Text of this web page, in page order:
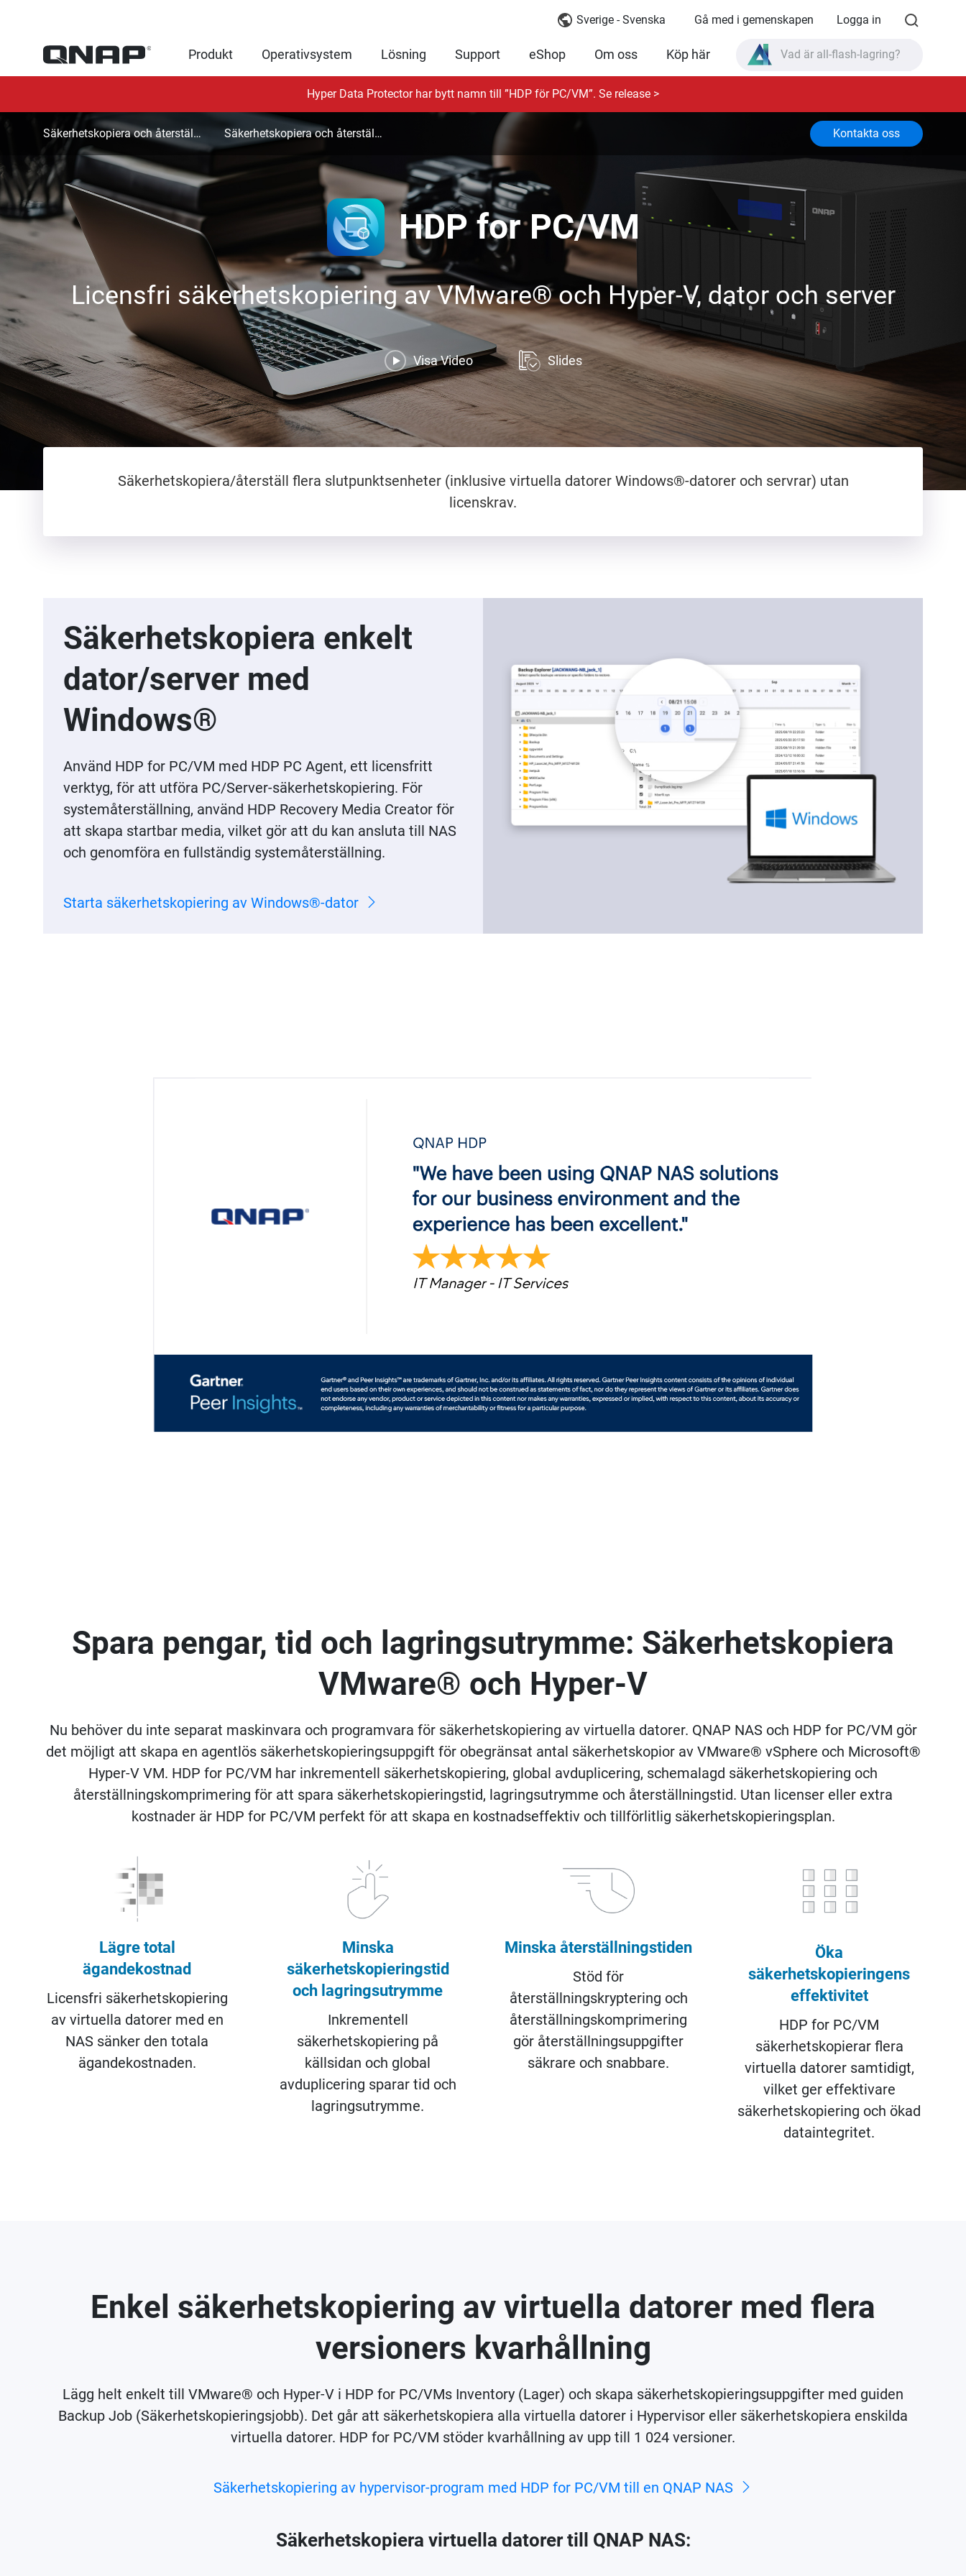
Sverige - Svenska Gå med i gemenskapen Logga in
Produkt Operativsystem Lösning Support eShop Om oss Köp här Vad är all-flash-lagring?
TVS-AIh1688ATX produktspecifikationer?
Vad är all-flash-lagring?
Hyper Data Protector har bytt namn till ”HDP för PC/VM”. Se release >
Säkerhetskopiera och återställ virtuell dator Säkerhetskopiera och återställ Windows®-dator/-server Kontakta oss
HDP for PC/VM
Licensfri säkerhetskopiering av VMware® och Hyper-V, dator och server
Säkerhetskopiera/återställ flera slutpunktsenheter (inklusive virtuella datorer Windows®-datorer och servrar) utan
licenskrav.
Visa Video Slides
Säkerhetskopiera enkelt
dator/server med
Windows®
Använd HDP for PC/VM med HDP PC Agent, ett licensfritt
verktyg, för att utföra PC/Server-säkerhetskopiering. För
systemåterställning, använd HDP Recovery Media Creator för
att skapa startbar media, vilket gör att du kan ansluta till NAS
och genomföra en fullständig systemåterställning.
Starta säkerhetskopiering av Windows®-dator
Spara pengar, tid och lagringsutrymme: Säkerhetskopiera
VMware® och Hyper-V
Nu behöver du inte separat maskinvara och programvara för säkerhetskopiering av virtuella datorer. QNAP NAS och HDP for PC/VM gör
det möjligt att skapa en agentlös säkerhetskopieringsuppgift för obegränsat antal säkerhetskopior av VMware® vSphere och Microsoft®
Hyper-V VM. HDP for PC/VM har inkrementell säkerhetskopiering, global avduplicering, schemalagd säkerhetskopiering och
återställningskomprimering för att spara säkerhetskopieringstid, lagringsutrymme och återställningstid. Utan licenser eller extra
kostnader är HDP for PC/VM perfekt för att skapa en kostnadseffektiv och tillförlitlig säkerhetskopieringsplan.
Lägre total
ägandekostnad
Licensfri säkerhetskopiering
av virtuella datorer med en
NAS sänker den totala
ägandekostnaden.
Minska
säkerhetskopieringstid
och lagringsutrymme
Inkrementell
säkerhetskopiering på
källsidan och global
avduplicering sparar tid och
lagringsutrymme.
Minska återställningstiden
Stöd för
återställningskryptering och
återställningskomprimering
gör återställningsuppgifter
säkrare och snabbare.
Öka
säkerhetskopieringens
effektivitet
HDP for PC/VM
säkerhetskopierar flera
virtuella datorer samtidigt,
vilket ger effektivare
säkerhetskopiering och ökad
dataintegritet.
Enkel säkerhetskopiering av virtuella datorer med flera
versioners kvarhållning
Lägg helt enkelt till VMware® och Hyper-V i HDP for PC/VMs Inventory (Lager) och skapa säkerhetskopieringsuppgifter med guiden
Backup Job (Säkerhetskopieringsjobb). Det går att säkerhetskopiera alla virtuella datorer i Hypervisor eller säkerhetskopiera enskilda
virtuella datorer. HDP for PC/VM stöder kvarhållning av upp till 1 024 versioner.
Säkerhetskopiering av hypervisor-program med HDP for PC/VM till en QNAP NAS
Säkerhetskopiera virtuella datorer till QNAP NAS: